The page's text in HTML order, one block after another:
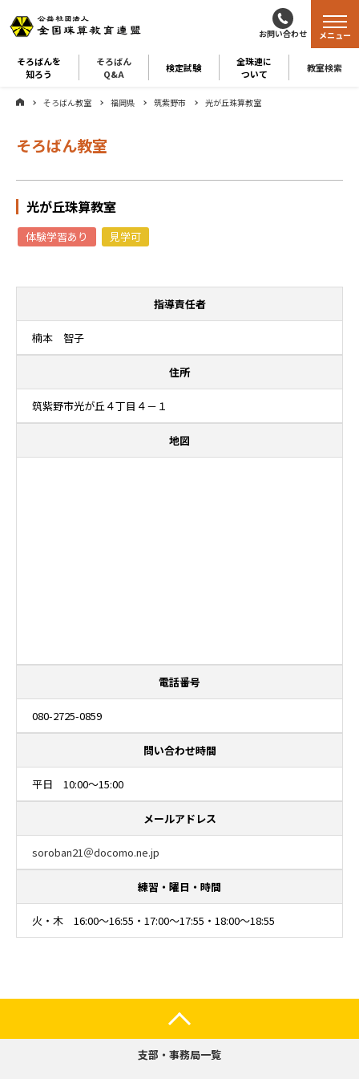
お問い合わせ
そろばんを
知ろう
そろばん
Q&A
検定試験
全珠連に
ついて
教室検索
メニュー
そろばん教室 福岡県 筑紫野市 光が丘珠算教室
そろばん教室
光が丘珠算教室
体験学習あり 見学可
指導責任者
楠本 智子
住所
筑紫野市光が丘４丁目４－１
地図
電話番号
080-2725-0859
問い合わせ時間
平日 10:00～15:00
メールアドレス
soroban21＠docomo.ne.jp
練習・曜日・時間
火・木 16:00～16:55・17:00～17:55・18:00～18:55
支部・事務局一覧